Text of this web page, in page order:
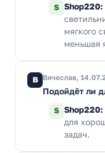
S Shop220:
мягкого
меньшая
В Вячеслав,
Подойдёт ли
S Shop220:
для
задач.